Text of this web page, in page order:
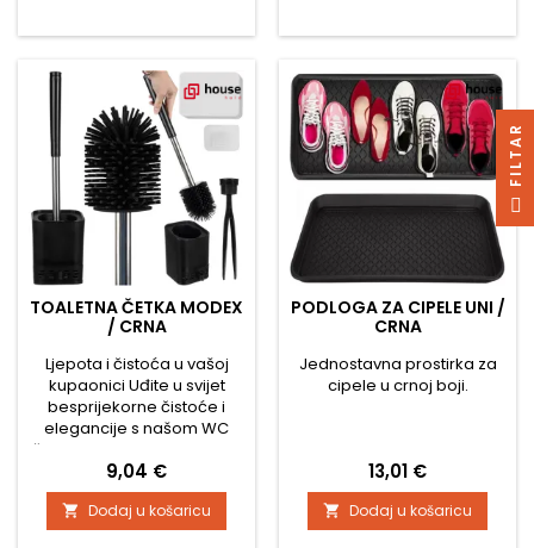
površinama. Zahvaljujući
sredstvo za čišćenje ne
morate dolaziti u izravan
kontakt s kemikalijama,
što...
iskoristite neiskorišteni
iznad WC-a ima prazan
prostor koji često ostaje...
TOALETNA ČETKA MODEX
/ CRNA
Ljepota i čistoća u vašoj
kupaonici Uđite u svijet
besprijekorne čistoće i
elegancije s našom WC
četkom MODEX u crnoj boji.
Ova četka nije samo
običan alat, već moderan
dodatak koji pretvara vašu
kupaonicu u prostor gdje
Cijena
9,04 €
 Dodaj u košaricu
PODLOGA ZA CIPELE UNI /
CRNA
Jednostavna prostirka za
cipele u crnoj boji.
Cijena
13,01 €
 Dodaj u košaricu
R